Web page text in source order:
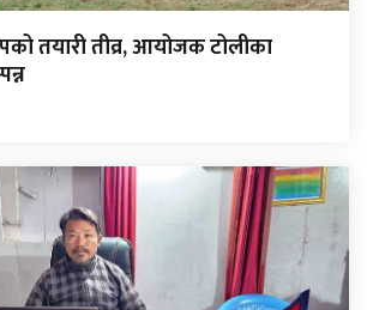
तयारी तीव्र, आयोजक टोलीका